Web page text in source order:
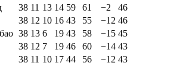
38 11 13 14 59 61 −2
46
38 12 10 16 43 55 −12 46
38 13 6 19 43 58 −15 45
38 12 7 19 46 60 −14 43
38 11 10 17 44 56 −12 43